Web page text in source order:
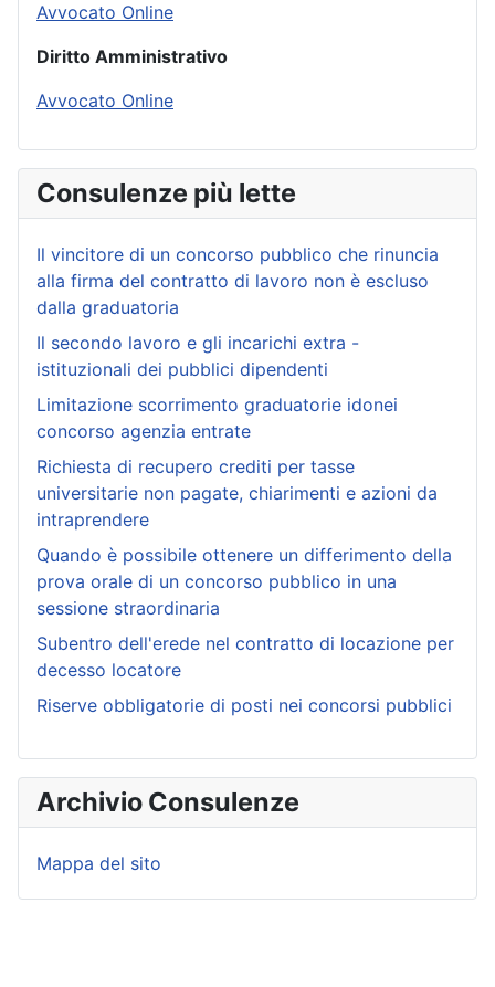
Avvocato Online
Diritto Amministrativo
Avvocato Online
Consulenze più lette
Il vincitore di un concorso pubblico che rinuncia
alla firma del contratto di lavoro non è escluso
dalla graduatoria
Il secondo lavoro e gli incarichi extra -
istituzionali dei pubblici dipendenti
Limitazione scorrimento graduatorie idonei
concorso agenzia entrate
Richiesta di recupero crediti per tasse
universitarie non pagate, chiarimenti e azioni da
intraprendere
Quando è possibile ottenere un differimento della
prova orale di un concorso pubblico in una
sessione straordinaria
Subentro dell'erede nel contratto di locazione per
decesso locatore
Riserve obbligatorie di posti nei concorsi pubblici
Archivio Consulenze
Mappa del sito